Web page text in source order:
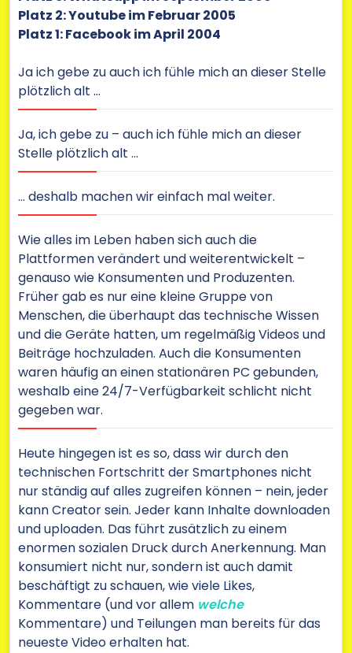
Platz 2: Youtube im Februar 2005
Platz 1: Facebook im April 2004
Ja ich gebe zu auch ich fühle mich an dieser Stelle
plötzlich alt …
Ja, ich gebe zu – auch ich fühle mich an dieser
Stelle plötzlich alt …
… deshalb machen wir einfach mal weiter.
Wie alles im Leben haben sich auch die
Plattformen verändert und weiterentwickelt –
genauso wie Konsumenten und Produzenten.
Früher gab es nur eine kleine Gruppe von
Menschen, die überhaupt das technische Wissen
und die Geräte hatten, um regelmäßig Videos und
Beiträge hochzuladen. Auch die Konsumenten
waren häufig an einen stationären PC gebunden,
weshalb eine 24/7-Verfügbarkeit schlicht nicht
gegeben war.
Heute hingegen ist es so, dass wir durch den
technischen Fortschritt der Smartphones nicht
nur ständig auf alles zugreifen können – nein, jeder
kann Creator sein. Jeder kann Inhalte downloaden
und uploaden. Das führt zusätzlich zu einem
enormen sozialen Druck durch Anerkennung. Man
konsumiert nicht nur, sondern ist auch damit
beschäftigt zu schauen, wie viele Likes,
Kommentare (und vor allem welche
Kommentare) und Teilungen man bereits für das
neueste Video erhalten hat.